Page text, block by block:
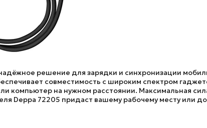
решение для зарядки и синхронизации
совместимость с широким спектром
компьютер на нужном расстоянии. Максимальная
Deppa 72205 придаст вашему рабочему месту или